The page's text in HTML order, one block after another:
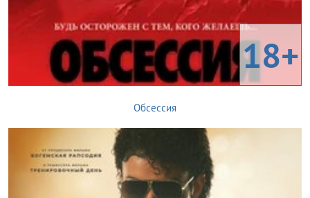
18+
Обсессия